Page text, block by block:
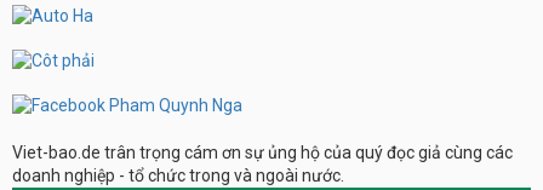
Viet-bao.de trân trọng cám ơn sự ủng hộ của quý đọc giả cùng các
doanh nghiệp - tổ chức trong và ngoài nước.